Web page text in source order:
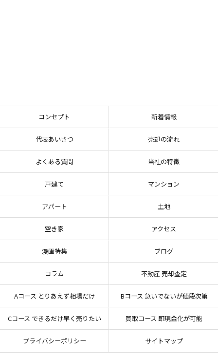
コンセプト 新着情報
代表あいさつ 売却の流れ
よくある質問 当社の特徴
戸建て マンション
アパート 土地
空き家 アクセス
漫画特集 ブログ
コラム 不動産 売却査定
Aコース とりあえず相場だけ Bコース 急いでないが値段次第
Cコース できるだけ早く売りたい 買取コース 即現金化が可能
プライバシーポリシー サイトマップ